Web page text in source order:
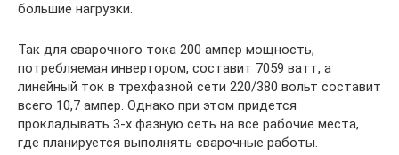
большие нагрузки.
Так для сварочного тока 200 ампер мощность,
потребляемая инвертором, составит 7059 ватт, а
линейный ток в трехфазной сети 220/380 вольт составит
всего 10,7 ампер. Однако при этом придется
прокладывать 3-х фазную сеть на все рабочие места,
где планируется выполнять сварочные работы.